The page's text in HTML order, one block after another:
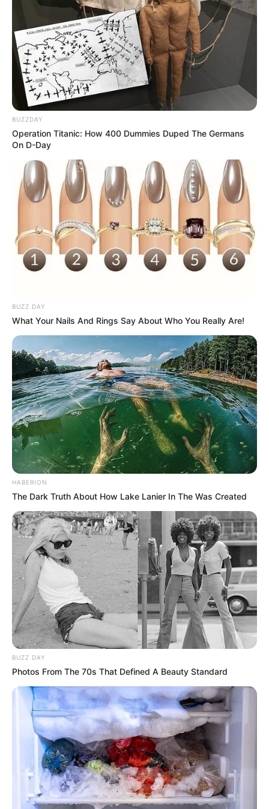
BUZZDAY
Operation Titanic: How 400 Dummies Duped The Germans
On D-Day
BUZZ DAY
What Your Nails And Rings Say About Who You Really Are!
HABERION
The Dark Truth About How Lake Lanier In The Was Created
BUZZ DAY
Photos From The 70s That Defined A Beauty Standard